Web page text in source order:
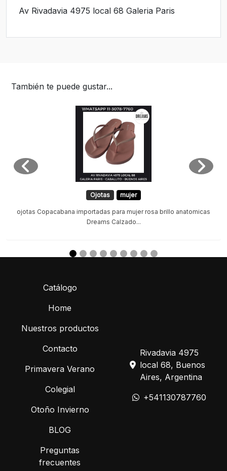
Av Rivadavia 4975 local 68 Galeria Paris
También te puede gustar...
Ojotas mujer
ojotas Copacabana importadas para mujer rosa brillo anatomicas
Dreams Calzado...
Catálogo
Home
Nuestros productos
Contacto
Primavera Verano
Colegial
Otoño Invierno
BLOG
Preguntas
frecuentes
Rivadavia 4975
local 68, Buenos
Aires, Argentina
+541130787760